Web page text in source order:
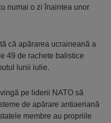
numai o zi înaintea unor
că apărarea ucraineană a
49 de rachete balistice
lunii iulie.
pe liderii NATO să
de apărare antiaeriană
membre au propriile